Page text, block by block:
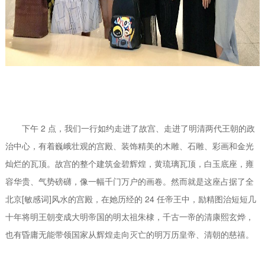
下午 2 点，我们一行如约走进了故宫、走进了明清两代王朝的政
治中心，有着巍峨壮观的宫殿、装饰精美的木雕、石雕、彩画和金光
灿烂的瓦顶。故宫的整个建筑金碧辉煌，黄琉璃瓦顶，白玉底座，雍
容华贵、气势磅礴，像一幅千门万户的画卷。然而就是这座占据了全
北京[敏感词]风水的宫殿，在她历经的 24 任帝王中，励精图治短短几
十年将明王朝变成大明帝国的明太祖朱棣，千古一帝的清康熙玄烨，
也有昏庸无能带领国家从辉煌走向灭亡的明万历皇帝、清朝的慈禧。